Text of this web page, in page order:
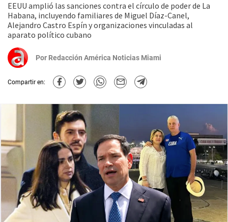
EEUU amplió las sanciones contra el círculo de poder de La
Habana, incluyendo familiares de Miguel Díaz-Canel,
Alejandro Castro Espín y organizaciones vinculadas al
aparato político cubano
Por Redacción América Noticias Miami
Compartir en: